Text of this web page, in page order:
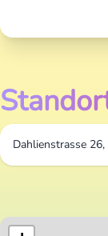
Dahlienstrasse